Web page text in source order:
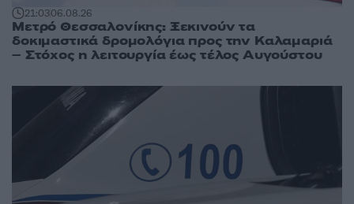
21:0306.08.26
Μετρό Θεσσαλονίκης: Ξεκινούν τα
δοκιμαστικά δρομολόγια προς την Καλαμαριά
– Στόχος η λειτουργία έως τέλος Αυγούστου